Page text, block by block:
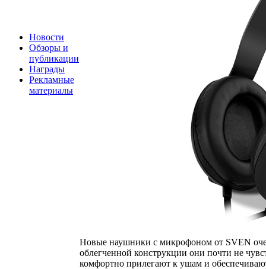
Новости
Обзоры и
публикации
Награды
Рекламные
материалы
Новые наушники с микрофоном от SVEN
облегченной конструкции они почти не
комфортно прилегают к ушам и